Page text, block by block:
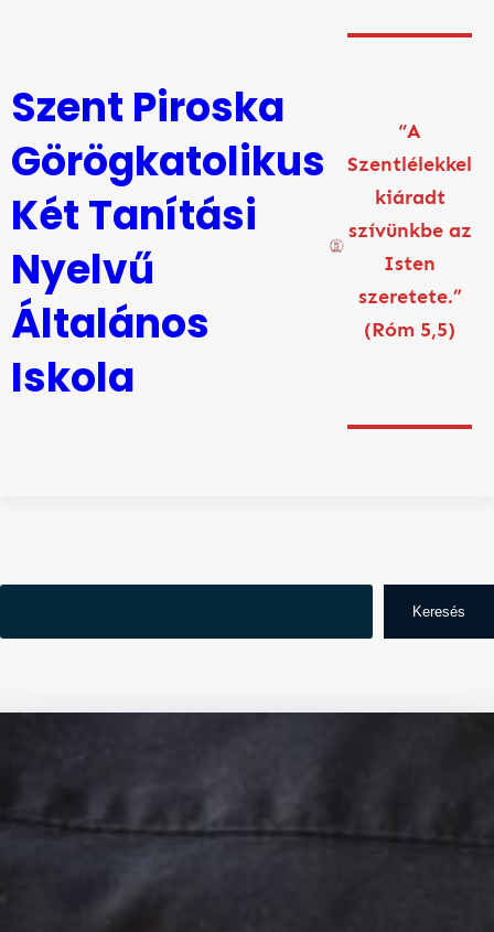
Szent Piroska
Görögkatolikus
Két Tanítási
Nyelvű
Általános
Iskola
“A
Szentlélekkel
kiáradt
szívünkbe az
Isten
szeretete.”
(Róm 5,5)
Keresés